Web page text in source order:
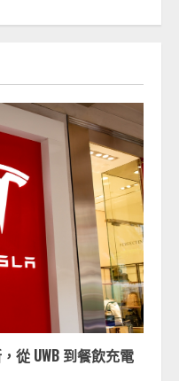
從 UWB 到餐飲充電